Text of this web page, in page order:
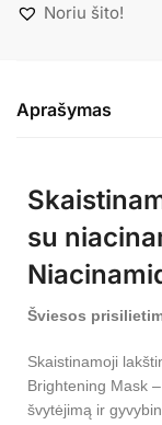
Noriu šito!
Aprašymas
su
Šviesos
Skaistinamoji
Brightening Mask
švytėjimą ir